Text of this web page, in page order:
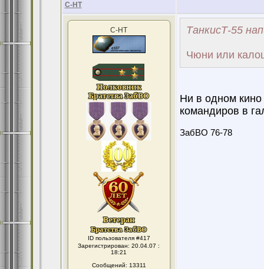
С-НТ
С-НТ
ID пользователя #417
Зарегистрирован: 20.04.07 :
18:21
Сообщений: 13311
ТанкисТ-55
Чюни или
Ни в одном
командиров в
ЗабВО 76-78